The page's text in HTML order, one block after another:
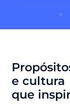
e cultura
que